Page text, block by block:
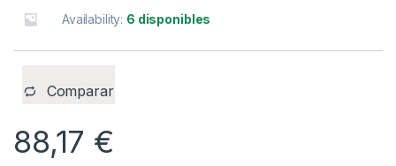
Availability: 6 disponibles
Comparar
88,17 €